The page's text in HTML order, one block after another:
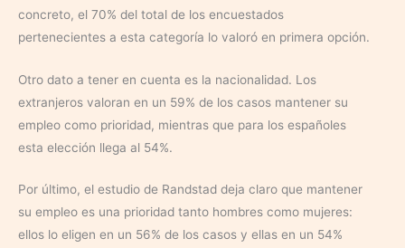
concreto, el 70% del total de los encuestados
pertenecientes a esta categoría lo valoró en primera opción.
Otro dato a tener en cuenta es la nacionalidad. Los
extranjeros valoran en un 59% de los casos mantener su
empleo como prioridad, mientras que para los españoles
esta elección llega al 54%.
Por último, el estudio de Randstad deja claro que mantener
su empleo es una prioridad tanto hombres como mujeres:
ellos lo eligen en un 56% de los casos y ellas en un 54%